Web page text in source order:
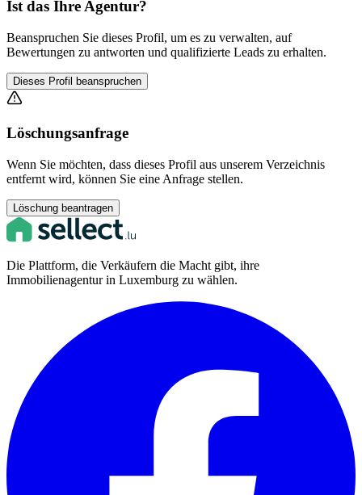
Ist das Ihre Agentur?
Beanspruchen Sie dieses Profil, um es zu verwalten, auf
Bewertungen zu antworten und qualifizierte Leads zu erhalten.
Dieses Profil beanspruchen
Löschungsanfrage
Wenn Sie möchten, dass dieses Profil aus unserem Verzeichnis
entfernt wird, können Sie eine Anfrage stellen.
Löschung beantragen
Die Plattform, die Verkäufern die Macht gibt, ihre
Immobilienagentur in Luxemburg zu wählen.